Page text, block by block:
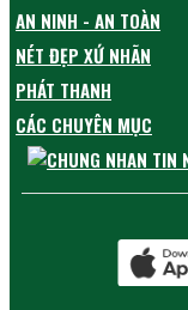
AN NINH - AN TOÀN
NÉT ĐẸP XỨ NHÃN
PHÁT THANH
CÁC CHUYÊN MỤC